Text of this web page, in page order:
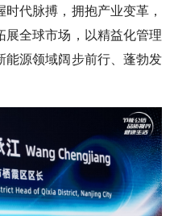
代脉搏，拥抱产业变革，
全球市场，以精益化管理
能源领域阔步前行、蓬勃发